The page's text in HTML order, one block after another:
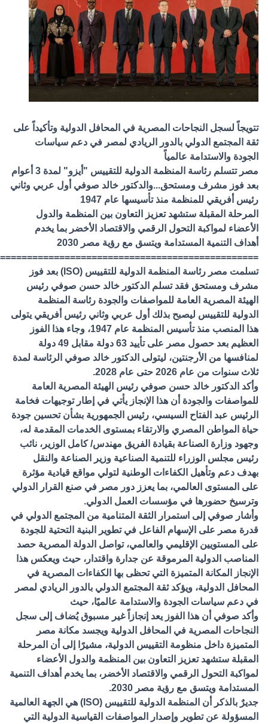
تتويجاً لسجل النجاحات المصرية في المحافل الدولية وتأكيداً على
ثقة المجتمع الدولي بالدور الريادي لمصر في دعم سياسات
الجودة والاستدامة عالمياً
مصر تتسلم رئاسة المنظمة الدولية للتقييس "أيزو" لمدة 3 أعوام
بعد فوز مشرف ومستحق...والدكتور خالد صوفي أول عربي وثاني
رئيس أفريقي للمنظمة منذ تأسيسها عام 1947
المرحلة المقبلة ستشهد تعزيز التعاون بين المنظمة والدول
الأعضاء لمواكبة التحول الرقمي والاقتصاد الأخضر بما يخدم
أهداف التنمية المستدامة ويتسق مع رؤية مصر 2030
تسلمت مصر رئاسة المنظمة الدولية للتقييس (ISO) بعد فوز
مشرف ومستحق فقد تسلم الدكتور خالد حسن صوفي رئيس
الهيئة المصرية العامة للمواصفات والجودة رئاسة المنظمة
الدولية للتقييس ليصبح بذلك أول عربي وثاني رئيس أفريقي يتولى
هذا المنصب منذ تأسيس المنظمة عام 1947، وجاء هذا الفوز
العظيم بعد حصول مصر على تأييد 63 دولة مقابل 49 دولة
لمنافسها من الأرجنتين، ليتولى الدكتور خالد صوفي الرئاسة لمدة
ثلاث سنوات من عام 2026 حتى عام 2028.
وأكد الدكتور خالد حسن صوفي رئيس الهيئة المصرية العامة
للمواصفات والجودة أن هذا الإنجاز يأتي في إطار توجيهات فخامة
الرئيس عبد الفتاح السيسي، رئيس الجمهورية بشأن تحسين جودة
حياة المواطن المصري والارتقاء بمستوى الخدمات المقدمة له،
وجهود وزارة الصناعة بقيادة الفريق مهندس/ كامل الوزير، نائب
رئيس مجلس الوزراء للتنمية الصناعية وزير الصناعة والنقل
بهدف دعم وتأهيل الكفاءات الوطنية لتولي مواقع قيادية مؤثرة
على المستوى العالمي، بما يعزز دور مصر في صنع القرار الدولي
وترسيخ حضورها في مؤسسات العمل الدولي.
وأشار صوفي إلى استمرار الثقة المتنامية من المجتمع الدولي في
قدرة مصر على الإسهام الفاعل في تطوير البنية التحتية للجودة
على المستويين الإقليمي والعالمي، تواصل الدولة المصرية حصد
المناصب الدولية المرموقة عن جدارة واقتدار، حيث ويعكس هذا
الإنجاز المكانة المتميزة التي تحظى بها الكفاءات المصرية في
المحافل الدولية، ويؤكد ثقة المجتمع الدولي بالدور الريادي لمصر
في دعم سياسات الجودة والاستدامة عالميًا، حيث
وأكد صوفي أن هذا الفوز يعد إنجازاً غير مسبوق يُضاف إلى سجل
النجاحات المصرية في المحافل الدولية ويجسد مكانة مصر
المتميزة داخل منظومة التقييس الدولية، مشيرًا إلى أن المرحلة
المقبلة ستشهد تعزيز التعاون بين المنظمة والدول الأعضاء
لمواكبة التحول الرقمي والاقتصاد الأخضر، بما يخدم أهداف التنمية
المستدامة ويتسق مع رؤية مصر 2030.
جديرٌ بالذكر أن المنظمة الدولية للتقييس (ISO) هي الجهة العالمية
المسؤولة عن تطوير وإصدار المواصفات القياسية الدولية التي